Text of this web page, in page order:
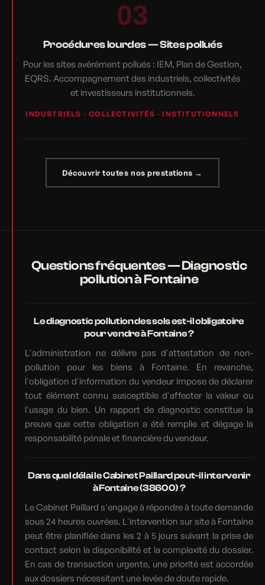
03
Procédures lourdes — Sites pollués
Pour les sites avérément pollués : IEM, Plan de Gestion,
EQRS. Accompagnement des industriels, collectivités
et investisseurs institutionnels.
INDUSTRIELS · COLLECTIVITÉS · INSTITUTIONNELS
Découvrir toutes nos prestations →
Questions fréquentes — Diagnostic
pollution à Fontaine
Le diagnostic pollution des sols est-il obligatoire
pour vendre à Fontaine ?
L'administration ne délivre pas d'attestation de non-
pollution pour les biens à Fontaine. En revanche,
l'obligation d'information du vendeur impose de déclarer
tout élément connu susceptible d'affecter la valeur ou
l'usage du bien. Un rapport de diagnostic constitue la
preuve que cette obligation a été remplie et dégage la
responsabilité pénale et financière du vendeur.
Dans quel délai le Cabinet Paillard peut-il intervenir
à Fontaine (38600) ?
Le Cabinet Paillard s'engage à répondre à toute demande
sous 24 heures ouvrées. L'intervention sur site à Fontaine
peut être planifiée dans les 2 à 5 jours suivant la prise de
contact selon la disponibilité et la complexité du dossier.
En cas de transaction urgente, une priorité est accordée
aux dossiers nécessitant une levée de doute rapide.